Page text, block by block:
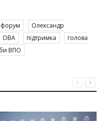
форум
Олександр
ОВА підтримка
голова
ВПО